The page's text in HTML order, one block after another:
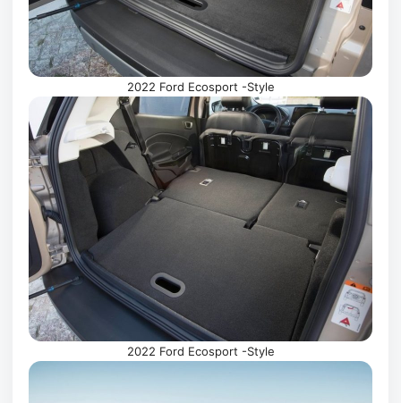
2022 Ford Ecosport -Style
2022 Ford Ecosport -Style